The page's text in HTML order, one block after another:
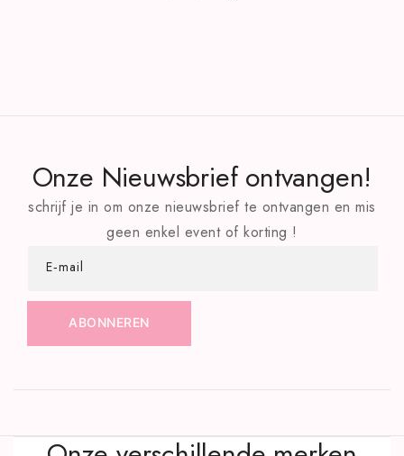
Onze Nieuwsbrief ontvangen!
schrijf je in om onze nieuwsbrief te ontvangen en mis
geen enkel event of korting !
E‑mail
ABONNEREN